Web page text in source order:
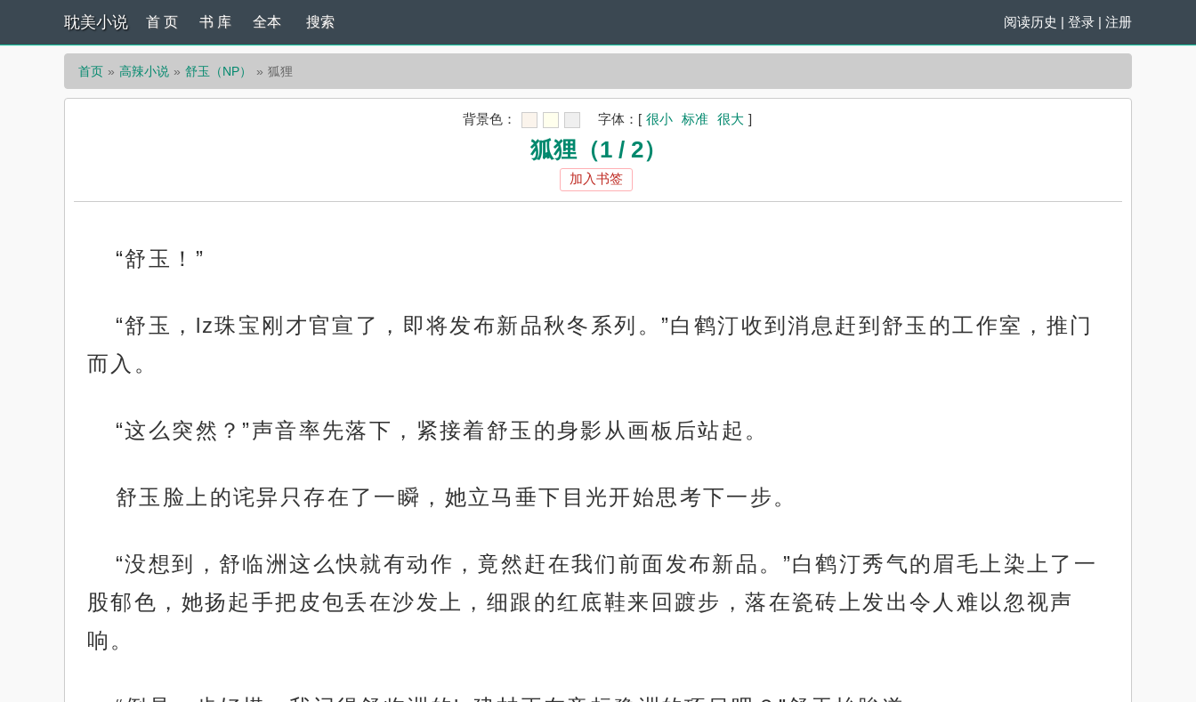
耽美小说 阅读历史 | 登录 | 注册
首 页 书 库 全本 搜索
首页 高辣小说 舒玉（NP） 狐狸
背景色： 字体： [ 很小 标准 很大 ]
狐狸（1 / 2）
加入书签
“舒玉！”
“舒玉，lz珠宝刚才官宣了，即将发布新品秋冬系列。”白鹤汀收到消息赶到舒玉的工作室，推门
而入。
“这么突然？”声音率先落下，紧接着舒玉的身影从画板后站起。
舒玉脸上的诧异只存在了一瞬，她立马垂下目光开始思考下一步。
“没想到，舒临洲这么快就有动作，竟然赶在我们前面发布新品。”白鹤汀秀气的眉毛上染上了一
股郁色，她扬起手把皮包丢在沙发上，细跟的红底鞋来回踱步，落在瓷砖上发出令人难以忽视声
响。